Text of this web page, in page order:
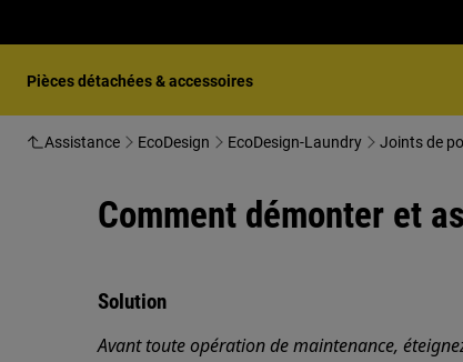
Pièces détachées & accessoires
Assistance EcoDesign EcoDesign-Laundry Joints de
Comment démonter et
Solution
Avant toute opération de maintenance,